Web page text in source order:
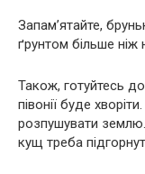
Запам’ятайте,
ґрунтом більше
Також, готуйтесь
півонії буде
розпушувати землю.
кущ треба